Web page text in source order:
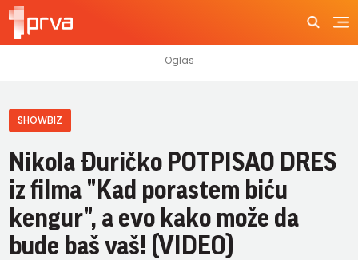
SHOWBIZ
Nikola Đuričko POTPISAO DRES
iz filma "Kad porastem biću
kengur", a evo kako može da
bude baš vaš! (VIDEO)